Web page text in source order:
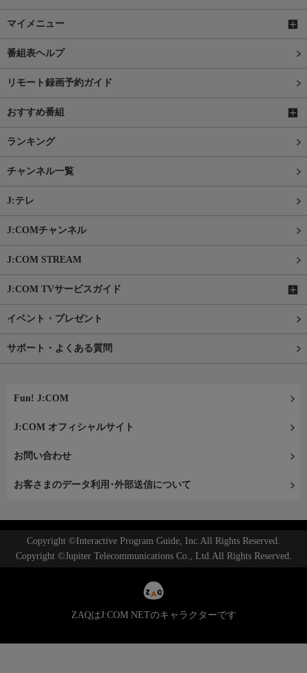
マイメニュー
番組表ヘルプ
リモート録画予約ガイド
おすすめ番組
ランキング
チャンネル一覧
J:テレ
J:COMチャンネル
J:COM STREAM
J:COM TVサービスガイド
イベント・プレゼント
サポート・よくある質問
Fun! J:COM
J:COM オフィシャルサイト
お問い合わせ
お客さまのデータ利用･外部送信について
Copyright ©Interactive Program Guide, Inc.All Rights Reserved.
Copyright ©Jupiter Telecommunications Co., Ltd.All Rights Reserved.
ZAQはJ:COM NETのキャラクターです